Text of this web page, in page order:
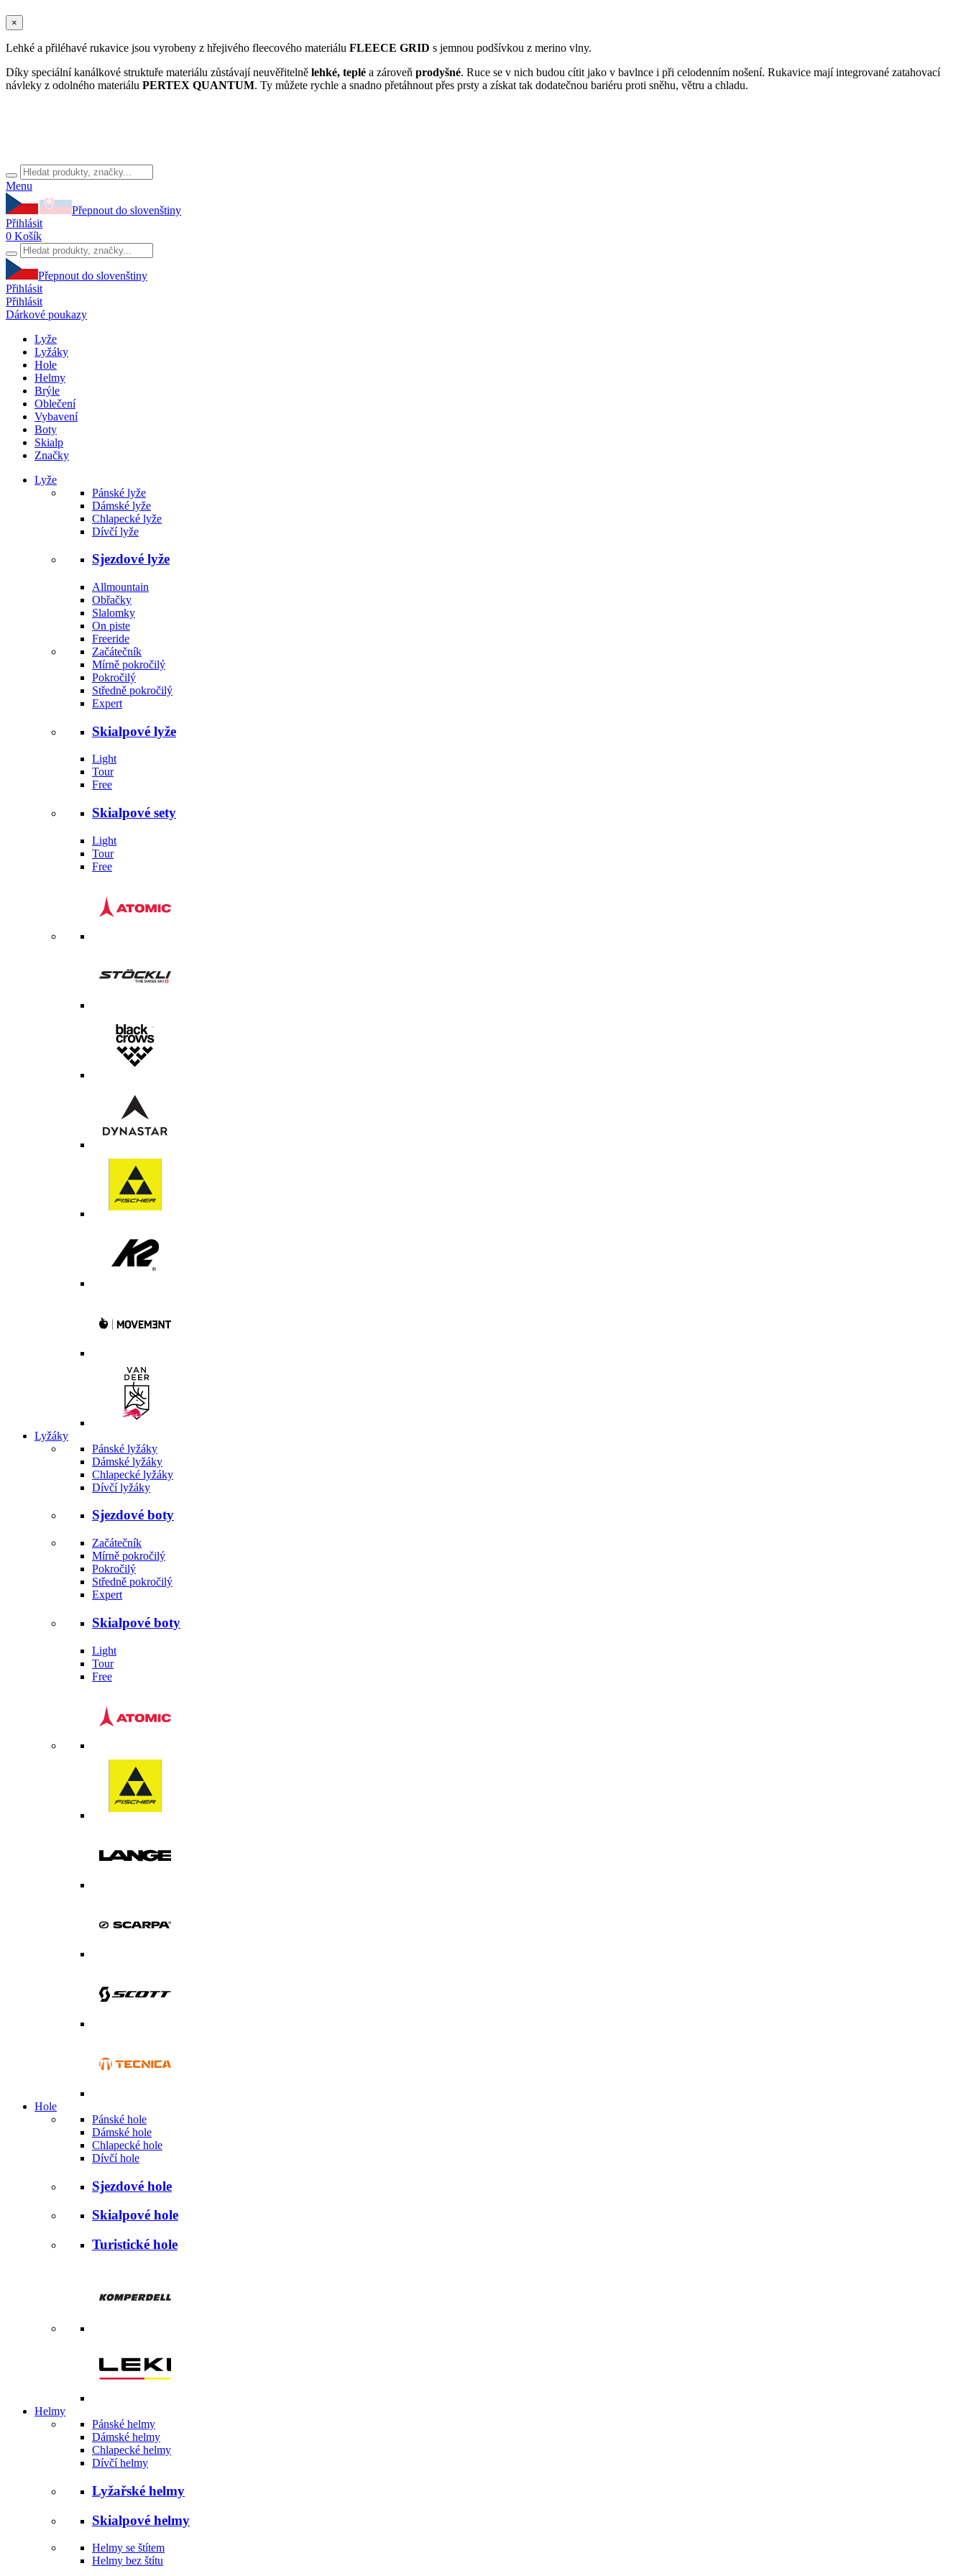
×
Lehké a přiléhavé rukavice jsou vyrobeny z hřejivého fleecového materiálu FLEECE GRID s jemnou podšívkou z merino vlny.
Díky speciální kanálkové struktuře materiálu zůstávají neuvěřitelně lehké, teplé a zároveň prodyšné. Ruce se v nich budou cítit jako v bavlnce i při celodenním nošení. Rukavice mají integrované zatahovací
návleky z odolného materiálu PERTEX QUANTUM. Ty můžete rychle a snadno přetáhnout přes prsty a získat tak dodatečnou bariéru proti sněhu, větru a chladu.
Menu
Přepnout do slovenštiny
Přihlásit
0 Košík
Přepnout do slovenštiny
Přihlásit
Přihlásit
Dárkové poukazy
Lyže
Lyžáky
Hole
Helmy
Brýle
Oblečení
Vybavení
Boty
Skialp
Značky
Lyže
Pánské lyže
Dámské lyže
Chlapecké lyže
Dívčí lyže
Sjezdové lyže
Allmountain
Obřačky
Slalomky
On piste
Freeride
Začátečník
Mírně pokročilý
Pokročilý
Středně pokročilý
Expert
Skialpové lyže
Light
Tour
Free
Skialpové sety
Light
Tour
Free
Lyžáky
Pánské lyžáky
Dámské lyžáky
Chlapecké lyžáky
Dívčí lyžáky
Sjezdové boty
Začátečník
Mírně pokročilý
Pokročilý
Středně pokročilý
Expert
Skialpové boty
Light
Tour
Free
Hole
Pánské hole
Dámské hole
Chlapecké hole
Dívčí hole
Sjezdové hole
Skialpové hole
Turistické hole
Helmy
Pánské helmy
Dámské helmy
Chlapecké helmy
Dívčí helmy
Lyžařské helmy
Skialpové helmy
Helmy se štítem
Helmy bez štítu